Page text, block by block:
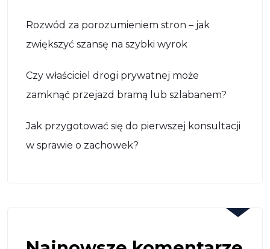
Rozwód za porozumieniem stron – jak
zwiększyć szansę na szybki wyrok
Czy właściciel drogi prywatnej może
zamknąć przejazd bramą lub szlabanem?
Jak przygotować się do pierwszej konsultacji
w sprawie o zachowek?